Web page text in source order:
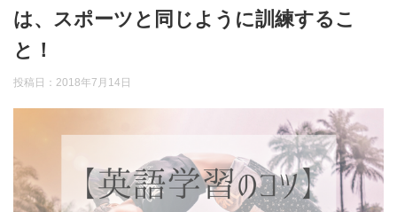
は、スポーツと同じように訓練するこ
と！
投稿日： 2018年7月14日